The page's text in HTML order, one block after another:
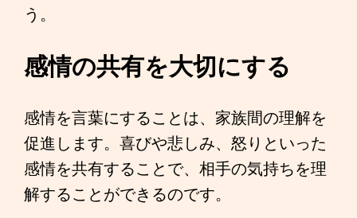
う。
感情の共有を大切にする
感情を言葉にすることは、家族間の理解を
促進します。喜びや悲しみ、怒りといった
感情を共有することで、相手の気持ちを理
解することができるのです。